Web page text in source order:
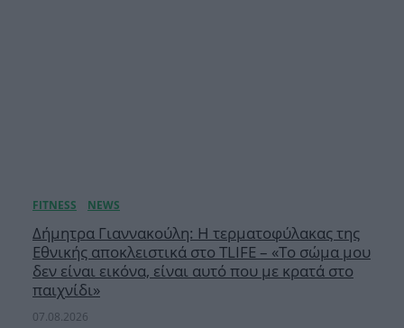
Δήμητρα Γιαννακούλη: Η τερματοφύλακας της
Εθνικής αποκλειστικά στο TLIFE – «Το σώμα μου
δεν είναι εικόνα, είναι αυτό που με κρατά στο
παιχνίδι»
07.08.2026